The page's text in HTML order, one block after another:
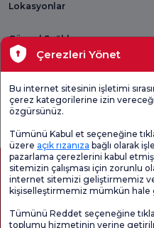
Lokasyonlar
Güncel Sağlık
Tıbbi Birimler
Genel
Memnuniyet
Çerezleri Yönet
Bu internet sitesinin işletimi
çerez kategorilerine izin
özgürsünüz.
Tümünü Kabul et seçeneğine
üzere açık rızanıza bağlı olarak
pazarlama çerezlerini kabul
sitemizin çalışması için zorunlu
internet sitemizi geliştirmemiz
kişiselleştirmemiz mümkün hale
Tümünü Reddet seçeneğine
toplumu hizmetinin yerine